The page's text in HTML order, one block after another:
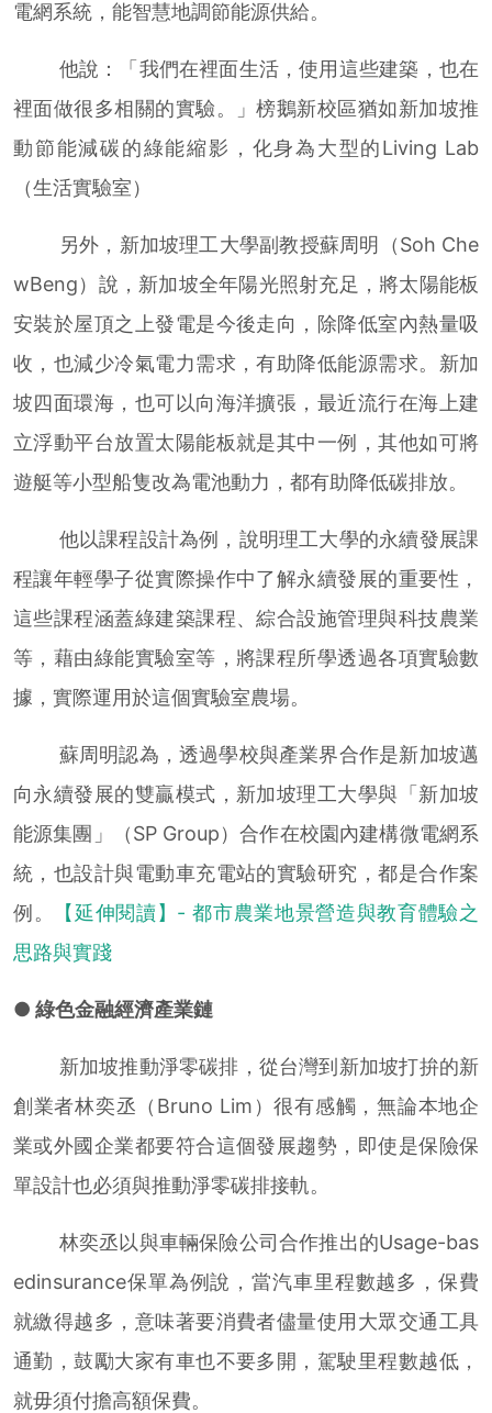
電網系統，能智慧地調節能源供給。
他說：「我們在裡面生活，使用這些建築，也在
裡面做很多相關的實驗。」榜鵝新校區猶如新加坡推
動節能減碳的綠能縮影，化身為大型的Living Lab
（生活實驗室）
另外，新加坡理工大學副教授蘇周明（Soh Che
wBeng）說，新加坡全年陽光照射充足，將太陽能板
安裝於屋頂之上發電是今後走向，除降低室內熱量吸
收，也減少冷氣電力需求，有助降低能源需求。新加
坡四面環海，也可以向海洋擴張，最近流行在海上建
立浮動平台放置太陽能板就是其中一例，其他如可將
遊艇等小型船隻改為電池動力，都有助降低碳排放。
他以課程設計為例，說明理工大學的永續發展課
程讓年輕學子從實際操作中了解永續發展的重要性，
這些課程涵蓋綠建築課程、綜合設施管理與科技農業
等，藉由綠能實驗室等，將課程所學透過各項實驗數
據，實際運用於這個實驗室農場。
蘇周明認為，透過學校與產業界合作是新加坡邁
向永續發展的雙贏模式，新加坡理工大學與「新加坡
能源集團」（SP Group）合作在校園內建構微電網系
統，也設計與電動車充電站的實驗研究，都是合作案
例。
【延伸閱讀】- 都市農業地景營造與教育體驗之
思路與實踐
● 綠色金融經濟產業鏈
新加坡推動淨零碳排，從台灣到新加坡打拚的新
創業者林奕丞（Bruno Lim）很有感觸，無論本地企
業或外國企業都要符合這個發展趨勢，即使是保險保
單設計也必須與推動淨零碳排接軌。
林奕丞以與車輛保險公司合作推出的Usage-bas
edinsurance保單為例說，當汽車里程數越多，保費
就繳得越多，意味著要消費者儘量使用大眾交通工具
通勤，鼓勵大家有車也不要多開，駕駛里程數越低，
就毋須付擔高額保費。